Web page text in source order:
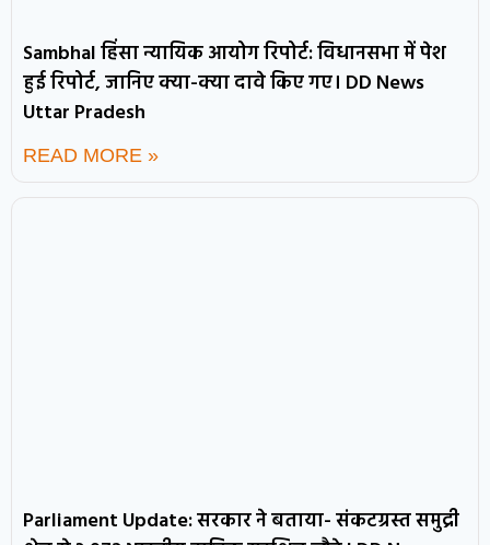
Sambhal हिंसा न्यायिक आयोग रिपोर्ट: विधानसभा में पेश
हुई रिपोर्ट, जानिए क्या-क्या दावे किए गए। DD News
Uttar Pradesh
READ MORE »
Parliament Update: सरकार ने बताया- संकटग्रस्त समुद्री